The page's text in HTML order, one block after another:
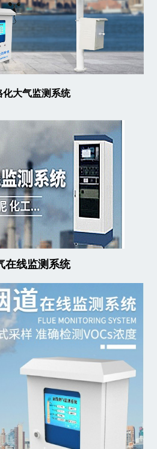
化大气监测系统
在线监测系统